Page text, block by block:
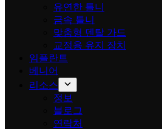
유연한 틀니
금속 틀니
맞춤형 덴탈 가드
교정용 유지 장치
임플란트
베니어
리소스
정보
블로그
연락처